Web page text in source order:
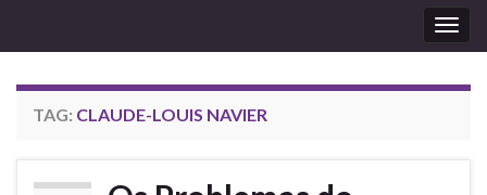
TAG: CLAUDE-LOUIS NAVIER